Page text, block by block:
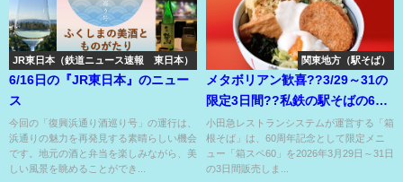
JR東日本（鉄道ニュース速報 東日本）
6/16日の『JR東日本』のニュー
ス
今回の「復興浜通り酒巡り号」の運行は、
浜通りの魅力を再発見する素晴らしい機会
です。地元の酒と弁当を楽しみながら、美
しい風景を眺めることができ...
関東地方（駅そば）
メタボリアン歓喜??3/29～31の
限定3日間??私鉄の駅そばの60
周年キャンペーン??
小田急レストランシステムが運営する「箱
根そば」は、60周年記念として限定メニ
ュー「箱スペ60」を2026年3月29日～31日
の3日間販売しま...